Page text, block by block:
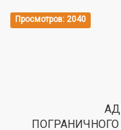
Просмотров: 2040